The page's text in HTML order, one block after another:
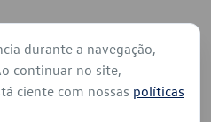
durante a navegação,
continuar no site,
ciente com nossas políticas